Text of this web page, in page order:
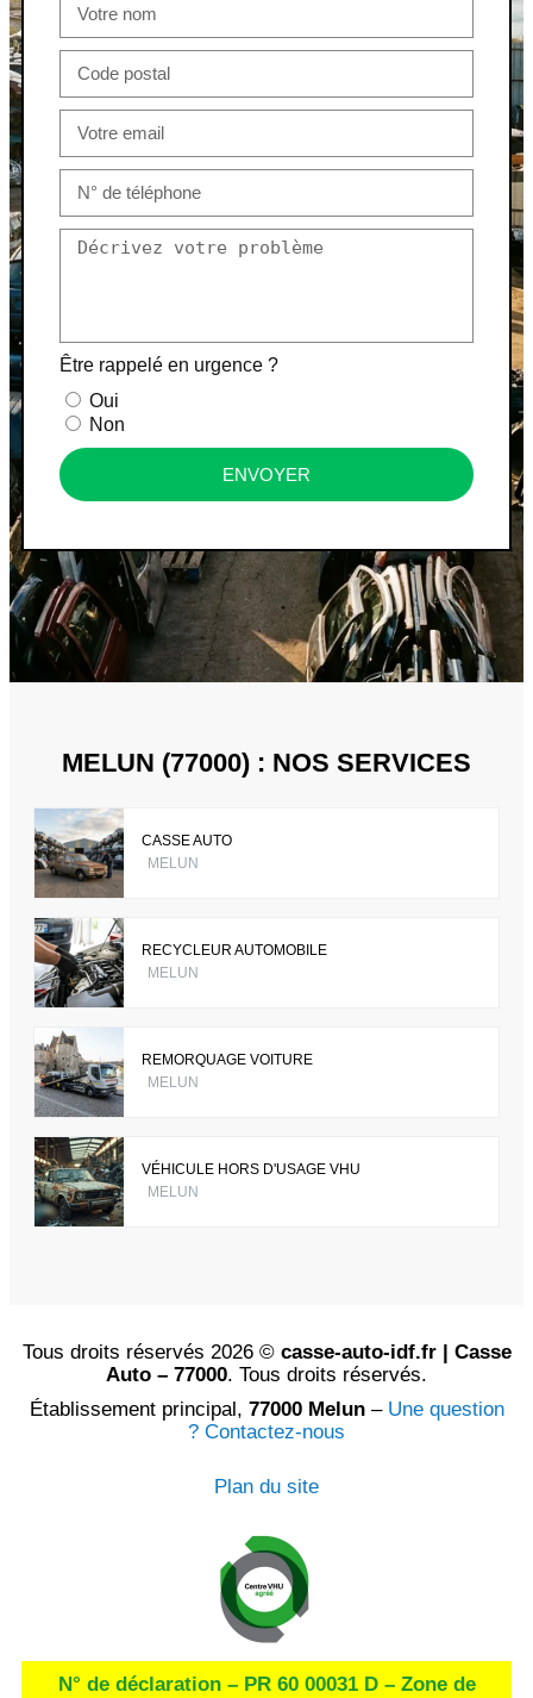
Être rappelé en urgence ?
Oui
Non
ENVOYER
MELUN (77000) : NOS SERVICES
CASSE AUTO
MELUN
RECYCLEUR AUTOMOBILE
MELUN
REMORQUAGE VOITURE
MELUN
VÉHICULE HORS D'USAGE VHU
MELUN
Tous droits réservés 2026 © casse-auto-idf.fr | Casse
Auto – 77000. Tous droits réservés.
Établissement principal, 77000 Melun– Une question
? Contactez-nous
Plan du site
N° de déclaration – PR 60 00031 D – Zone de